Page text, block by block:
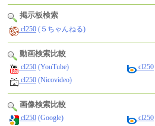
掲示板検索
cl250 (５ちゃんねる)
動画検索比較
cl250 (YouTube) cl250
cl250 (Nicovideo)
画像検索比較
cl250 (Google) cl250